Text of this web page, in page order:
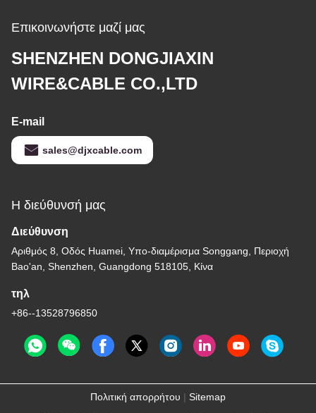
Επικοινωνήστε μαζί μας
SHENZHEN DONGJIAXIN
WIRE&CABLE CO.,LTD
E-mail
sales@djxcable.com
Η διεύθυνσή μας
Διεύθυνση
Αριθμός 8, Οδός Huamei, Υπο-διαμέρισμα Songgang, Περιοχή
Bao'an, Shenzhen, Guangdong 518105, Κίνα
τηλ
+86--13528796850
Πολιτική απορρήτου | Sitemap